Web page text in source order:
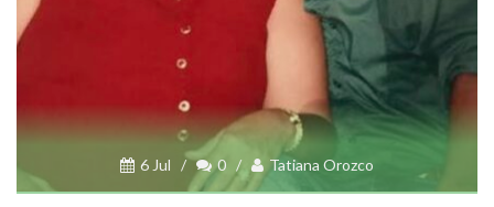
6 Jul / 0 / Tatiana Orozco